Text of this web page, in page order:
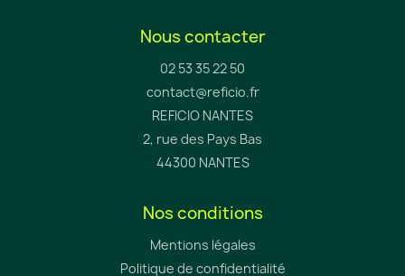
Nous contacter
02 53 35 22 50
contact@reficio.fr
REFICIO NANTES
2, rue des Pays Bas
44300 NANTES
Nos conditions
Mentions légales
Politique de confidentialité